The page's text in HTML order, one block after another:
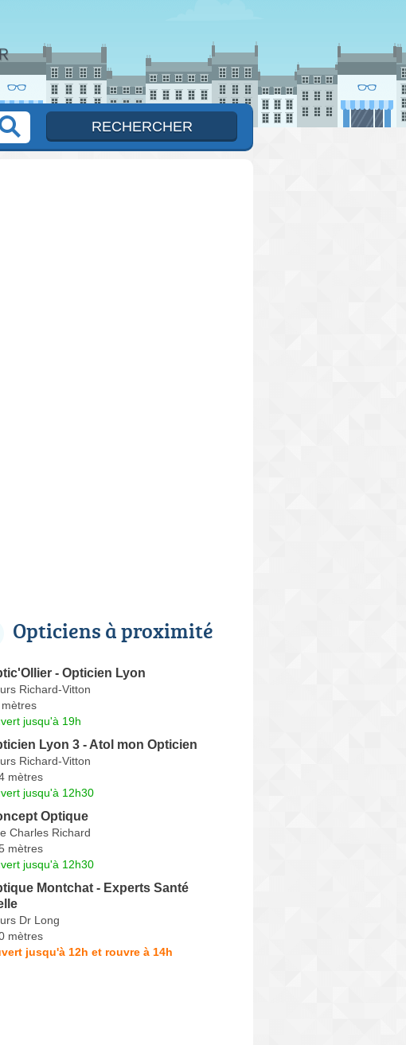
Opticiens à proximité
- Opticien Lyon
Richard-Vitton
jusqu'à 19h
Lyon 3 - Atol mon Opticien
Richard-Vitton
mètres
jusqu'à 12h30
Optique
Charles Richard
mètres
jusqu'à 12h30
Montchat - Experts Santé
Dr Long
mètres
jusqu'à 12h et rouvre à 14h